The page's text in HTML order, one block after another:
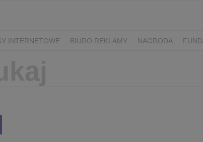
INTERNETOWE BIURO REKLAMY NAGRODA